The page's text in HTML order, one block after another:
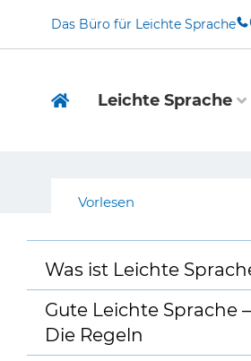
springen
Das Büro für Leichte Sprache
Leichte Sprache
Vorlesen
Was ist Leichte
Gute Leichte Sprache –
Die Regeln